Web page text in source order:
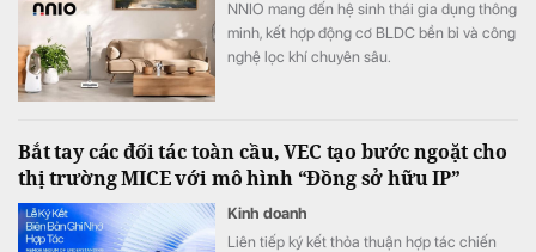
NNIO mang đến hệ sinh thái gia dụng thông
minh, kết hợp động cơ BLDC bền bỉ và công
nghệ lọc khí chuyên sâu.
Bắt tay các đối tác toàn cầu, VEC tạo bước ngoặt cho
thị trường MICE với mô hình “Đồng sở hữu IP”
Kinh doanh
Liên tiếp ký kết thỏa thuận hợp tác chiến